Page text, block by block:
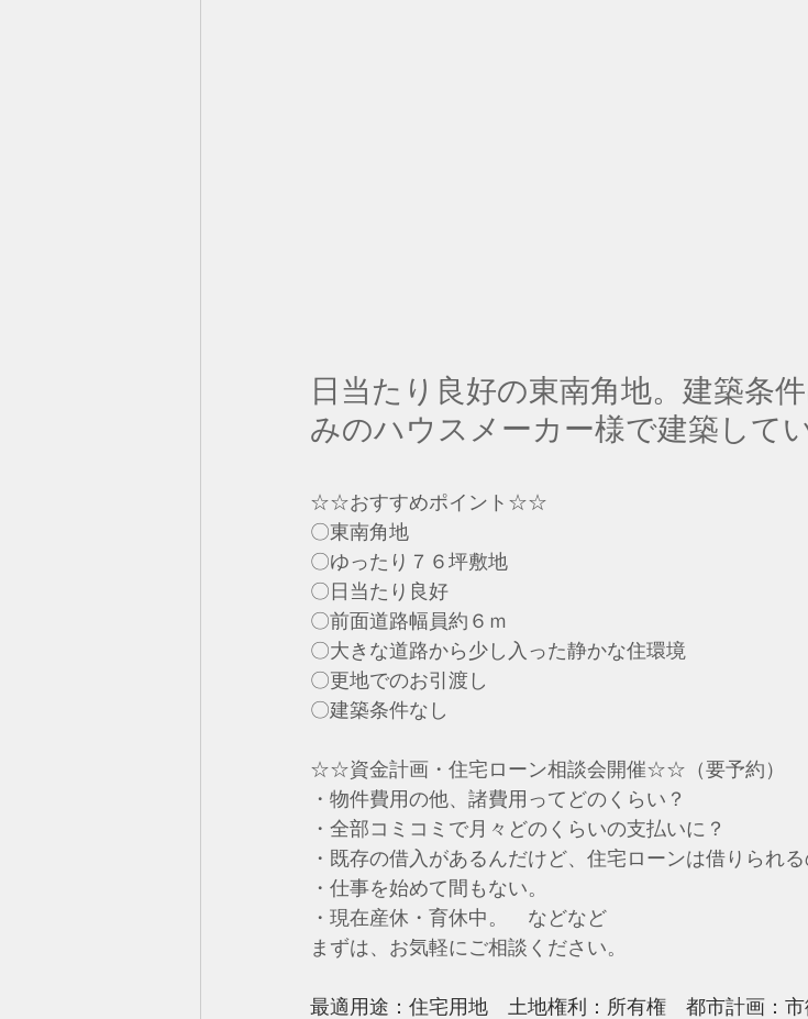
日当たり良好の東南角地。建築条
みのハウスメーカー様で建築して
☆☆おすすめポイント☆☆
〇東南角地
〇ゆったり７６坪敷地
〇日当たり良好
〇前面道路幅員約６ｍ
〇大きな道路から少し入った静かな住環境
〇更地でのお引渡し
〇建築条件なし
☆☆資金計画・住宅ローン相談会開催☆☆（要予約）
・物件費用の他、諸費用ってどのくらい？
・全部コミコミで月々どのくらいの支払いに？
・既存の借入があるんだけど、住宅ローンは借りられる
・仕事を始めて間もない。
・現在産休・育休中。　などなど
まずは、お気軽にご相談ください。
最適用途：住宅用地　土地権利：所有権　都市計画：